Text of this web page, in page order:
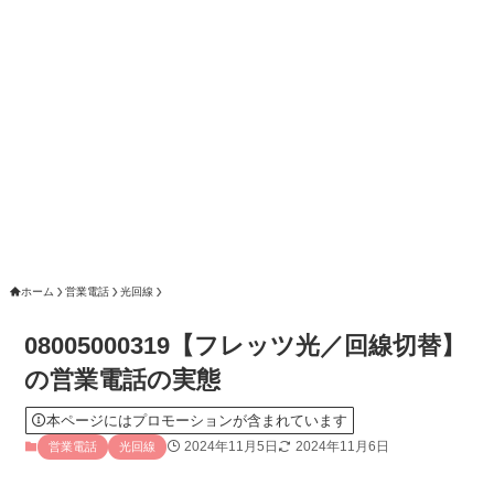
ホーム 営業電話 光回線
08005000319【フレッツ光／回線切替】
の営業電話の実態
本ページにはプロモーションが含まれています
営業電話 光回線 2024年11月5日 2024年11月6日